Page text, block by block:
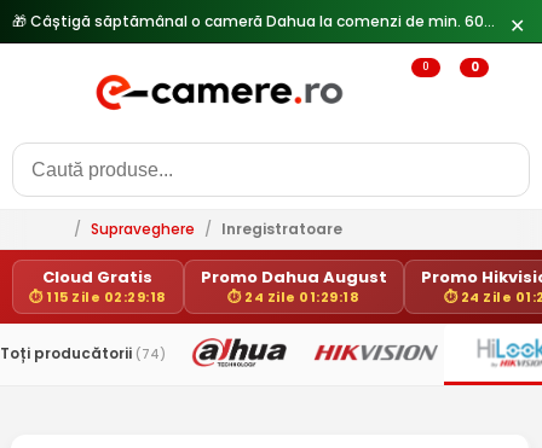
🎁 Câștigă săptămânal o cameră Dahua la comenzi de min. 600 lei — ✕
0 0
/ Supraveghere / Inregistratoare
Cloud Gratis
⏱ 115 Zile 02:29:18
Promo Dahua August
⏱ 24 Zile 01:29:18
Promo
⏱ 24 Zile
Toți producătorii (74)